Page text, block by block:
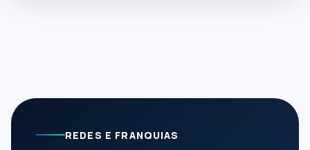
REDES E FRANQUIAS